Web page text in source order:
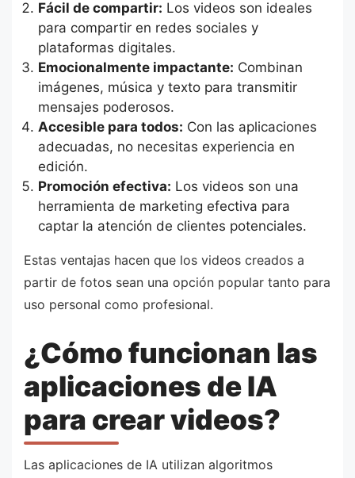
Fácil de compartir: Los videos son ideales
para compartir en redes sociales y
plataformas digitales.
Emocionalmente impactante: Combinan
imágenes, música y texto para transmitir
mensajes poderosos.
Accesible para todos: Con las aplicaciones
adecuadas, no necesitas experiencia en
edición.
Promoción efectiva: Los videos son una
herramienta de marketing efectiva para
captar la atención de clientes potenciales.
Estas ventajas hacen que los videos creados a
partir de fotos sean una opción popular tanto para
uso personal como profesional.
¿Cómo funcionan las
aplicaciones de IA
para crear videos?
Las aplicaciones de IA utilizan algoritmos